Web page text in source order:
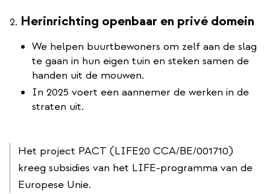
Herinrichting openbaar en privé domein​​​​
We helpen buurtbewoners om zelf aan de slag
te gaan in hun eigen tuin en steken samen de
handen uit de mouwen.
In 2025 voert een aannemer de werken in de
straten uit.
Het project PACT (LIFE20 CCA/BE/001710)
kreeg subsidies van het LIFE-programma van de
Europese Unie.